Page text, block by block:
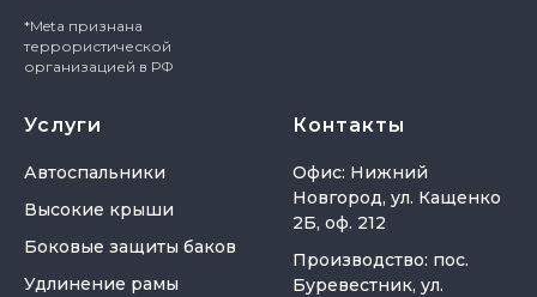
*Meta признана
террористической
организацией в РФ
Услуги
Автоспальники
Высокие крыши
Боковые защиты баков
Удлинение рамы
Контакты
Офис: Нижний
Новгород, ул. Кащенко
2Б, оф. 212
Производство: пос.
Буревестник, ул.